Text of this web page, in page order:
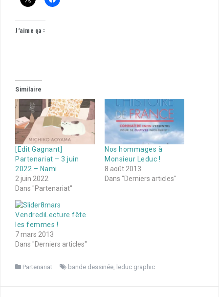
J’aime ça :
Similaire
[Edit Gagnant]
Partenariat – 3 juin
2022 – Nami
2 juin 2022
Dans "Partenariat"
Nos hommages à
Monsieur Leduc !
8 août 2013
Dans "Derniers articles"
VendrediLecture fête
les femmes !
7 mars 2013
Dans "Derniers articles"
Partenariat bande dessinée leduc graphic